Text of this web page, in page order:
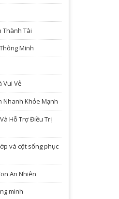
Thành Tài
Minh
Vui Vẻ
Nhanh Khỏe Mạnh
Hỗ Trợ Điều Trị
và cột sống phục
An Nhiên
minh